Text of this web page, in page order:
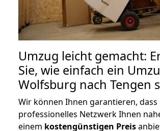
Umzug leicht gemacht:
Sie, wie einfach ein
Wolfsburg nach Tengen
Wir können Ihnen garantieren, dass
professionelles Netzwerk Ihnen
einem kostengünstigen Preis